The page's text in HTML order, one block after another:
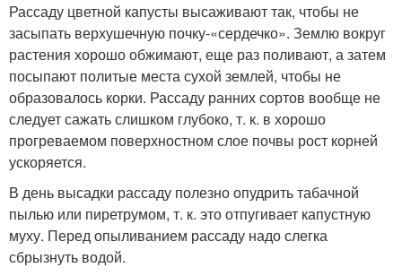
Рассаду цветной капусты высаживают так, чтобы не
засыпать верхушечную почку-«сердечко». Землю вокруг
растения хорошо обжимают, еще раз поливают, а затем
посыпают политые места сухой землей, чтобы не
образовалось корки. Рассаду ранних сортов вообще не
следует сажать слишком глубоко, т. к. в хорошо
прогреваемом поверхностном слое почвы рост корней
ускоряется.
В день высадки рассаду полезно опудрить табачной
пылью или пиретрумом, т. к. это отпугивает капустную
муху. Перед опыливанием рассаду надо слегка
сбрызнуть водой.